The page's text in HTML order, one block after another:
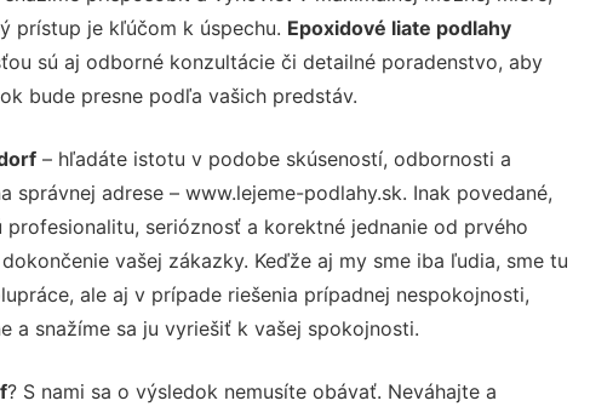
prístup je kľúčom k úspechu. Epoxidové liate podlahy
sú aj odborné konzultácie či detailné poradenstvo, aby
bude presne podľa vašich predstáv.
– hľadáte istotu v podobe skúseností, odbornosti a
správnej adrese – www.lejeme-podlahy.sk. Inak povedané,
profesionalitu, serióznosť a korektné jednanie od prvého
vašej zákazky. Keďže aj my sme iba ľudia, sme tu
ale aj v prípade riešenia prípadnej nespokojnosti,
a snažíme sa ju vyriešiť k vašej spokojnosti.
? S nami sa o výsledok nemusíte obávať. Neváhajte a